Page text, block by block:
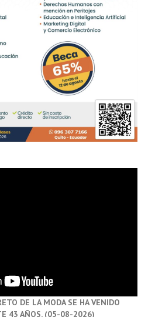
DE LA MODA SE HA VENIDO
43 AÑOS. (05-08-2026)